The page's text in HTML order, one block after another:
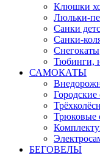
Клюшки
Люльки-
Санки
Санки-
Снегокаты
Тюбинги,
САМОКАТЫ
Трюковые
БЕГОВЕЛЫ